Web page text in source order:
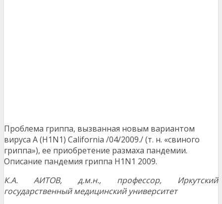
Проблема гриппа, вызванная новым вариантом
вируса А (H1N1) California /04/2009./ (т. н. «свиного
гриппа»), ее приобретение размаха пандемии.
Описание пандемия гриппа H1N1 2009.
К.А. АИТОВ, д.м.н., профессор, Иркутский
государственный медицинский университет